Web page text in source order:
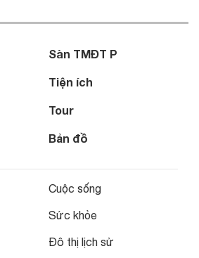
Sàn TMĐT P
Tiện ích
Tour
Bản đồ
Cuộc sống
Sức khỏe
Đô thị lịch sử